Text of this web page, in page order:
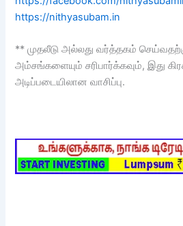
https://nithyasubam.in
** முதலீடு அல்லது வர்த்தகம்
அம்சங்களையும் சரிபார்க்கவும், இது
அடிப்படையிலான வாசிப்பு.